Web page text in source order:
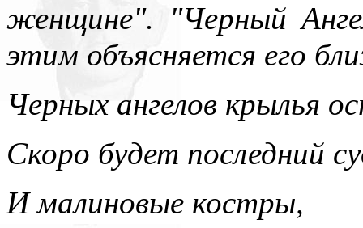
женщине". "Черный
этим объясняется его
Черных ангелов крылья
Скоро будет последний
И малиновые костры,